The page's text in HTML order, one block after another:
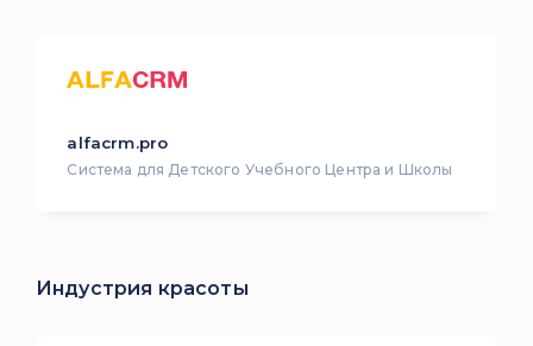
alfacrm.pro
Система для Детского Учебного Центра и Школы
Индустрия красоты